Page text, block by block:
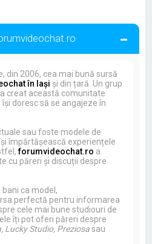
din 2006, cea mai bună sursă
în Iași și din țară. Un grup
creat această comunitate
doresc să se angajeze în
sau foste modele de
împărtășească experiențele
forumvideochat.ro a
cu păreri și discuții despre
ca model,
perfectă pentru informarea
cele mai bune studiouri de
îți pot oferi păreri despre
Lucky Studio, Preziosasau